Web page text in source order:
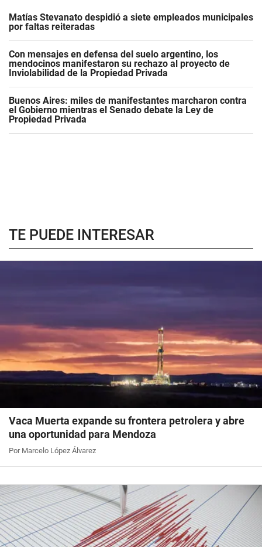
Matías Stevanato despidió a siete empleados municipales
por faltas reiteradas
Con mensajes en defensa del suelo argentino, los
mendocinos manifestaron su rechazo al proyecto de
Inviolabilidad de la Propiedad Privada
Buenos Aires: miles de manifestantes marcharon contra
el Gobierno mientras el Senado debate la Ley de
Propiedad Privada
TE PUEDE INTERESAR
Vaca Muerta expande su frontera petrolera y abre
una oportunidad para Mendoza
Por Marcelo López Álvarez